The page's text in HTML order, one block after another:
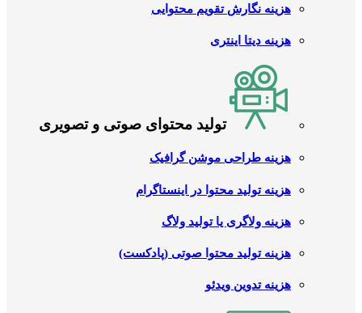
هزینه نگارش تقویم محتوایی
هزینه دیتا اینتری
تولید محتوای صوتی و تصویری
هزینه طراحی موشن گرافیک
هزینه تولید محتوا در اینستاگرام
هزینه ولاگری یا تولید ولاگ
هزینه تولید محتوا صوتی (پادکست)
هزینه تدوین ویدئو